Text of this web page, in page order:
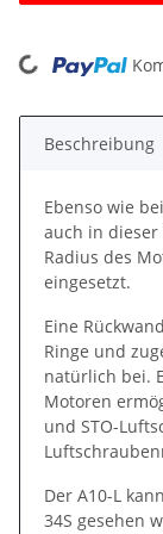
Beschreibung
Ebenso wie
auch in dieser
Radius des
eingesetzt.
Eine
Ringe und
natürlich bei.
Motoren
und STO-
Der A10-L
34S gesehen